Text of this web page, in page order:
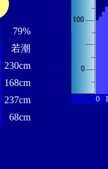
79%
若潮
230cm
168cm
237cm
68cm
0